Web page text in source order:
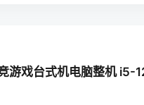
游戏台式机电脑整机 i5-